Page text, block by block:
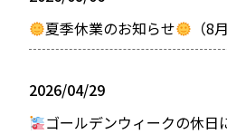
夏季休業のお知らせ （8
2026/04/29
ゴールデンウィークの休日